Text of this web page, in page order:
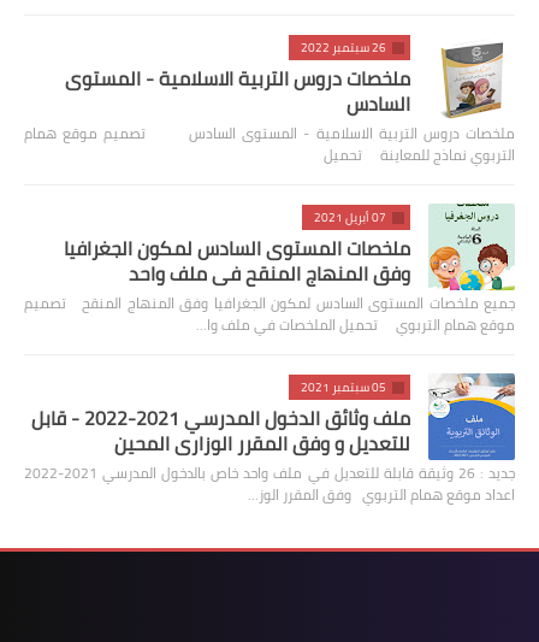
26 سبتمبر 2022
ملخصات دروس التربية الاسلامية - المستوى
السادس
ملخصات دروس التربية الاسلامية - المستوى السادس تصميم موقع همام
التربوي نماذج للمعاينة تحميل
07 أبريل 2021
ملخصات المستوى السادس لمكون الجغرافيا
وفق المنهاج المنقح في ملف واحد
جميع ملخصات المستوى السادس لمكون الجغرافيا وفق المنهاج المنقح تصميم
موقع همام التربوي تحميل الملخصات في ملف وا…
05 سبتمبر 2021
ملف وثائق الدخول المدرسي 2021-2022 - قابل
للتعديل و وفق المقرر الوزاري المحين
جديد : 26 وثيقة قابلة للتعديل في ملف واحد خاص بالدخول المدرسي 2021-2022
اعداد موقع همام التربوي وفق المقرر الوز…